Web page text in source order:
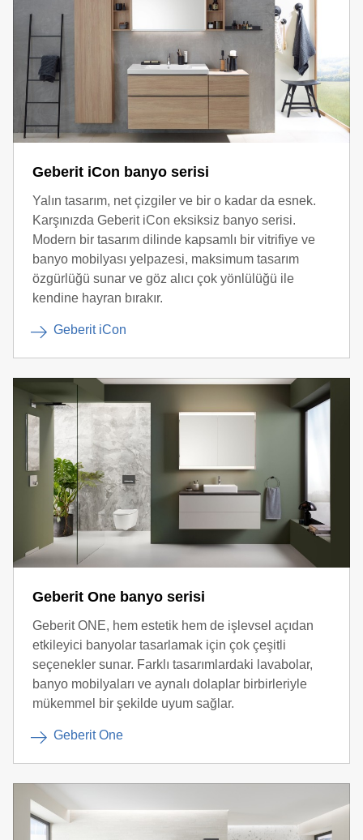
Geberit iCon banyo serisi
Yalın tasarım, net çizgiler ve bir o kadar da esnek.
Karşınızda Geberit iCon eksiksiz banyo serisi.
Modern bir tasarım dilinde kapsamlı bir vitrifiye ve
banyo mobilyası yelpazesi, maksimum tasarım
özgürlüğü sunar ve göz alıcı çok yönlülüğü ile
kendine hayran bırakır.
Geberit iCon
Geberit One banyo serisi
Geberit ONE, hem estetik hem de işlevsel açıdan
etkileyici banyolar tasarlamak için çok çeşitli
seçenekler sunar. Farklı tasarımlardaki lavabolar,
banyo mobilyaları ve aynalı dolaplar birbirleriyle
mükemmel bir şekilde uyum sağlar.
Geberit One